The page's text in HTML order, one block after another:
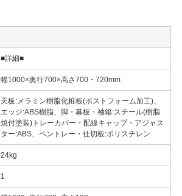
■詳細■
幅1000×奥行700×高さ700・720mm
天板:メラミン樹脂化粧板(ポストフォーム加工)、
エッジ:ABS樹脂、脚・幕板・袖箱:スチール(樹脂
焼付塗装)トレーカバー・配線キャップ・アジャス
ター:ABS、ペントレー・仕切板:ポリスチレン
24kg
1